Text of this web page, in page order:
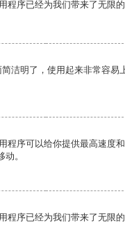
程序已经为我们带来了无限的
洁明了，使用起来非常容易
程序可以给你提供最高速度
。
程序已经为我们带来了无限